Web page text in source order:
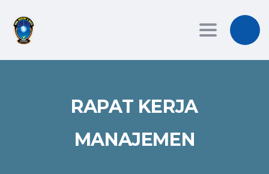
Toggle
RAPAT KERJA
MANAJEMEN